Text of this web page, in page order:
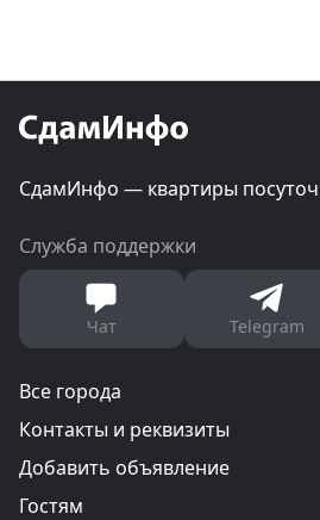
СдамИнфо — квартиры
Служба поддержки
Чат Telegram
Все города
Контакты и реквизиты
Добавить объявление
Гостям